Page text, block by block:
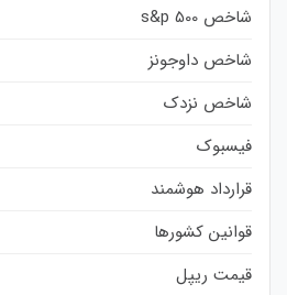
شاخص s&p 500
شاخص داوجونز
شاخص نزدک
فیسبوک
قرارداد هوشمند
قوانین کشورها
قیمت ریپل